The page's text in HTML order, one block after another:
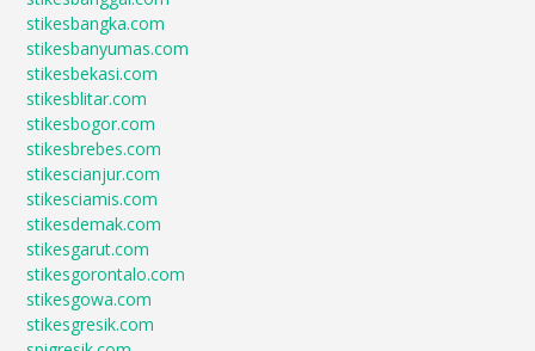
stikesbangka.com
stikesbanyumas.com
stikesbekasi.com
stikesblitar.com
stikesbogor.com
stikesbrebes.com
stikescianjur.com
stikesciamis.com
stikesdemak.com
stikesgarut.com
stikesgorontalo.com
stikesgowa.com
stikesgresik.com